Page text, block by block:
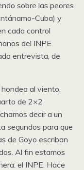
sobre las peores
Cuba) y
cada control
del INPE.
entrevista, de
al viento,
de 2×2
decir a un
segundos para que
de Goyo escriban
Al fin estamos
el INPE. Hace